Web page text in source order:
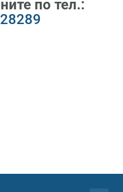
по тел.: